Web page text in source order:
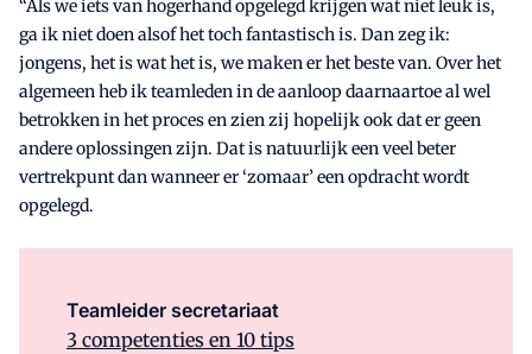
“Als we iets van hogerhand opgelegd krijgen wat niet leuk is,
ga ik niet doen alsof het toch fantastisch is. Dan zeg ik:
jongens, het is wat het is, we maken er het beste van. Over het
algemeen heb ik teamleden in de aanloop daarnaartoe al wel
betrokken in het proces en zien zij hopelijk ook dat er geen
andere oplossingen zijn. Dat is natuurlijk een veel beter
vertrekpunt dan wanneer er ‘zomaar’ een opdracht wordt
opgelegd.
Teamleider secretariaat
3 competenties en 10 tips